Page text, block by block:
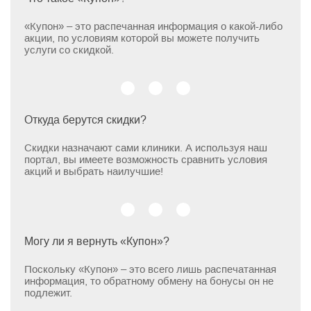
«Купон» – это распечанная информация о какой-либо
акции, по условиям которой вы можете получить
услуги со скидкой.
Откуда берутся скидки?
Скидки назначают сами клиники. А используя наш
портал, вы имеете возможность сравнить условия
акций и выбрать наилучшие!
Могу ли я вернуть «Купон»?
Поскольку «Купон» – это всего лишь распечатанная
информация, то обратному обмену на бонусы он не
подлежит.